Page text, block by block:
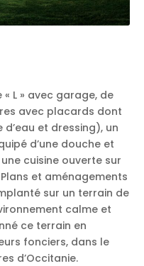
L » avec garage, de
avec placards dont
et dressing), un
d’une douche et
cuisine ouverte sur
et aménagements
sur un terrain de
calme et
ce terrain en
fonciers, dans le
d’Occitanie.